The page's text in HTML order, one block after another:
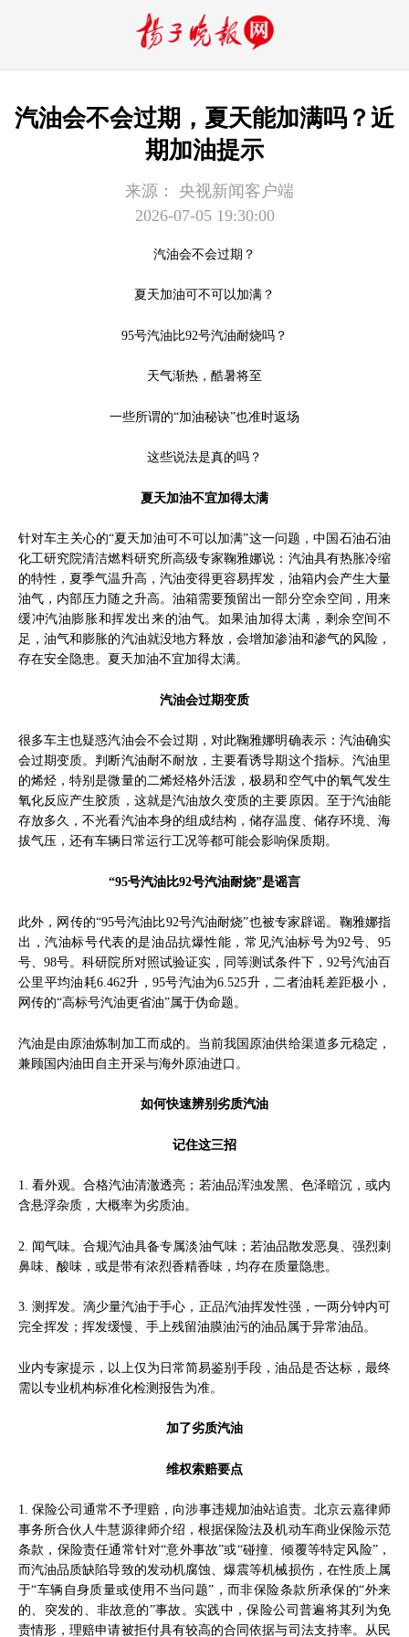
汽油会不会过期，夏天能加满吗？近
期加油提示
来源：
央视新闻客户端
2026-07-05 19:30:00
汽油会不会过期？
夏天加油可不可以加满？
95号汽油比92号汽油耐烧吗？
天气渐热，酷暑将至
一些所谓的“加油秘诀”也准时返场
这些说法是真的吗？
夏天加油不宜加得太满
针对车主关心的“夏天加油可不可以加满”这一问题，中国石油石油
化工研究院清洁燃料研究所高级专家鞠雅娜说：汽油具有热胀冷缩
的特性，夏季气温升高，汽油变得更容易挥发，油箱内会产生大量
油气，内部压力随之升高。油箱需要预留出一部分空余空间，用来
缓冲汽油膨胀和挥发出来的油气。如果油加得太满，剩余空间不
足，油气和膨胀的汽油就没地方释放，会增加渗油和渗气的风险，
存在安全隐患。夏天加油不宜加得太满。
汽油会过期变质
很多车主也疑惑汽油会不会过期，对此鞠雅娜明确表示：汽油确实
会过期变质。判断汽油耐不耐放，主要看诱导期这个指标。汽油里
的烯烃，特别是微量的二烯烃格外活泼，极易和空气中的氧气发生
氧化反应产生胶质，这就是汽油放久变质的主要原因。至于汽油能
存放多久，不光看汽油本身的组成结构，储存温度、储存环境、海
拔气压，还有车辆日常运行工况等都可能会影响保质期。
“95号汽油比92号汽油耐烧”是谣言
此外，网传的“95号汽油比92号汽油耐烧”也被专家辟谣。鞠雅娜指
出，汽油标号代表的是油品抗爆性能，常见汽油标号为92号、95
号、98号。科研院所对照试验证实，同等测试条件下，92号汽油百
公里平均油耗6.462升，95号汽油为6.525升，二者油耗差距极小，
网传的“高标号汽油更省油”属于伪命题。
汽油是由原油炼制加工而成的。当前我国原油供给渠道多元稳定，
兼顾国内油田自主开采与海外原油进口。
如何快速辨别劣质汽油
记住这三招
1. 看外观。合格汽油清澈透亮；若油品浑浊发黑、色泽暗沉，或内
含悬浮杂质，大概率为劣质油。
2. 闻气味。合规汽油具备专属淡油气味；若油品散发恶臭、强烈刺
鼻味、酸味，或是带有浓烈香精香味，均存在质量隐患。
3. 测挥发。滴少量汽油于手心，正品汽油挥发性强，一两分钟内可
完全挥发；挥发缓慢、手上残留油膜油污的油品属于异常油品。
业内专家提示，以上仅为日常简易鉴别手段，油品是否达标，最终
需以专业机构标准化检测报告为准。
加了劣质汽油
维权索赔要点
1. 保险公司通常不予理赔，向涉事违规加油站追责。北京云嘉律师
事务所合伙人牛慧源律师介绍，根据保险法及机动车商业保险示范
条款，保险责任通常针对“意外事故”或“碰撞、倾覆等特定风险”，
而汽油品质缺陷导致的发动机腐蚀、爆震等机械损伤，在性质上属
于“车辆自身质量或使用不当问题”，而非保险条款所承保的“外来
的、突发的、非故意的”事故。实践中，保险公司普遍将其列为免
责情形，理赔申请被拒付具有较高的合同依据与司法支持率。从民